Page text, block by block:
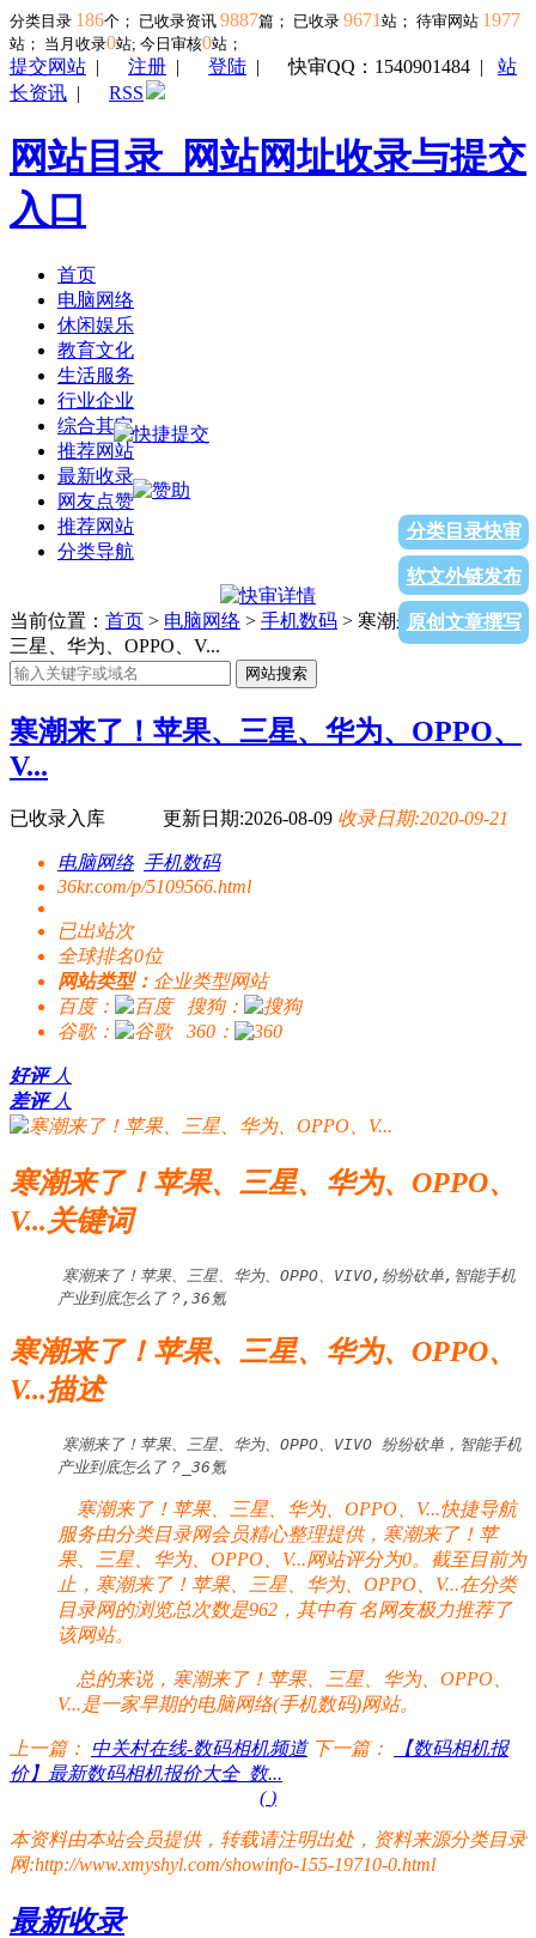
分类目录 186个； 已收录资讯 9887篇； 已收录 9671 站； 待审网站 1977
站； 当月收录0站; 今日审核0站；
提交网站 | 注册 | 登陆 |快审QQ：1540901484 | 站
长资讯 | RSS
网站目录_网站网址收录与提交
入口
首页
电脑网络
休闲娱乐
教育文化
生活服务
行业企业
综合其它
推荐网站
最新收录
网友点赞
推荐网站
分类导航
分类目录快审
软文外链发布
原创文章撰写
当前位置： 首页 > 电脑网络 > 手机数码 > 寒潮来了！苹果、
三星、华为、OPPO、V...
网站搜索
寒潮来了！苹果、三星、华为、OPPO、
V...
已收录入库 更新日期:2026-08-09 收录日期:2020-09-21
电脑网络 手机数码
36kr.com/p/5109566.html
已出站次
全球排名0位
网站类型： 企业类型网站
百度：
搜狗：
谷歌：
360：
好评 人
差评 人
寒潮来了！苹果、三星、华为、OPPO、
V...关键词
寒潮来了！苹果、三星、华为、OPPO、VIVO,纷纷砍单,智能手机
产业到底怎么了？,36氪
寒潮来了！苹果、三星、华为、OPPO、
V...描述
寒潮来了！苹果、三星、华为、OPPO、VIVO 纷纷砍单，智能手机
产业到底怎么了？_36氪
寒潮来了！苹果、三星、华为、OPPO、V...快捷导航
服务由分类目录网会员精心整理提供，寒潮来了！苹
果、三星、华为、OPPO、V...网站评分为0。截至目前为
止，寒潮来了！苹果、三星、华为、OPPO、V...在分类
目录网的浏览总次数是962，其中有名网友极力推荐了
该网站。
总的来说，寒潮来了！苹果、三星、华为、OPPO、
V...是一家早期的电脑网络(手机数码)网站。
上一篇： 中关村在线-数码相机频道 下一篇：
【数码相机报
价】最新数码相机报价大全_数...
( )
本资料由本站会员提供，转载请注明出处，资料来源分类目录
网:http://www.xmyshyl.com/showinfo-155-19710-0.html
最新收录